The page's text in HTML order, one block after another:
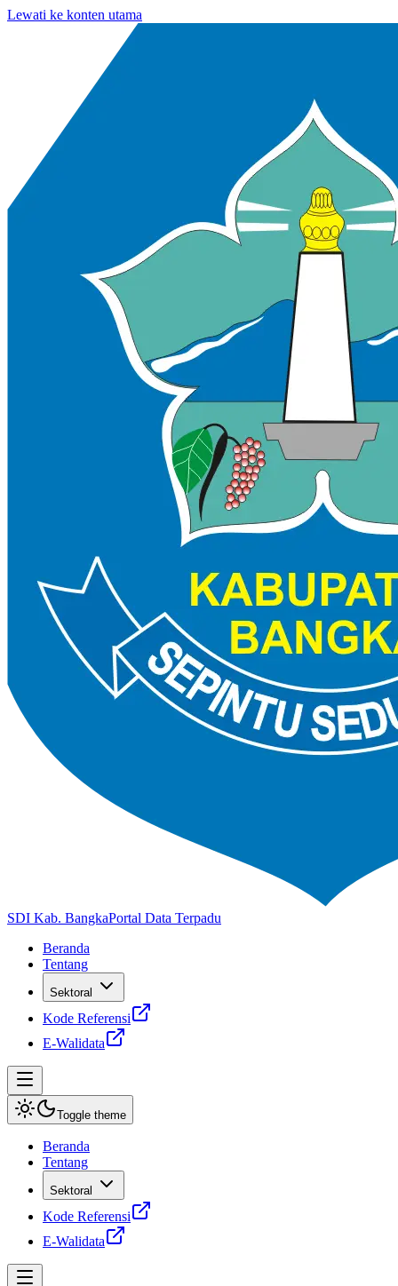
Lewati ke konten utama
SDI Kab. BangkaPortal Data Terpadu
Beranda
Tentang
Sektoral
Kode Referensi
E-Walidata
Toggle theme
Beranda
Tentang
Sektoral
Kode Referensi
E-Walidata